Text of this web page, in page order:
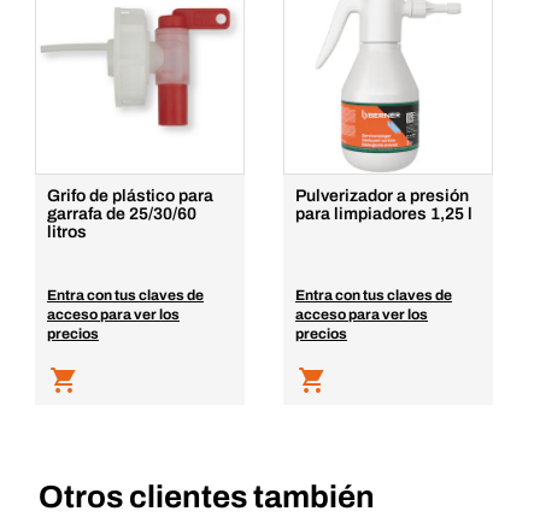
Grifo de plástico para
garrafa de 25/30/60
litros
Entra con tus claves de
acceso para ver los
precios
Pulverizador a presión
para limpiadores 1,25 l
Entra con tus claves de
acceso para ver los
precios
Otros clientes también